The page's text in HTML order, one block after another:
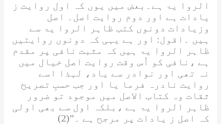
الروا یۃ ہے۔بعض میں یوں کہ اول روایت ز
یادات ہے اور دوم روایت اصل۔ اصل
وزیادات دونوں کتب ظاہر الروا یۃ سے
ہیں ۔اقول: اور ہے یہی کہ دونوں روایتیں
ظاہر الروا یۃ ہیں کہ مثبت نافی پر مقدم
ہے ،نافی کو اُس وقت روایت اصل خیال میں
نہ تھی اور نوادر سے یاد، لہذا اسے
روایت نادرہ فرما یا اور جب حسبِ تصریح
ثقات وہ کتاب الاصل میں موجود تو ضرور
ظاہر الروا یۃ ہے ،بلکہ اول سے بھی اولی
کہ اصل ز یادات پر مرجح ہے ۔”(2)